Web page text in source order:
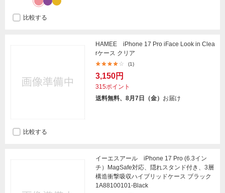
比較する
HAMEE iPhone 17 Pro iFace Look in Clea
rケース クリア
(1)
3,150円
315ポイント
送料無料、8月7日（金） お届け
比較する
イーエスアール iPhone 17 Pro (6.3イン
チ）MagSafe対応、隠れスタンド付き、3層
構造衝撃吸収ハイブリッドケース ブラック
1A88100101-Black